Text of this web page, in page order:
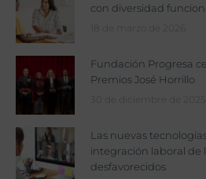
con diversidad
Fundación Progresa
Premios José Horrillo
Las nuevas
integración laboral de
desfavorecidos